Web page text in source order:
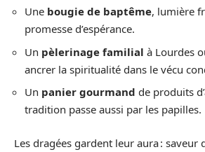
Une bougie de baptême, lumière
promesse d’espérance.
Un pèlerinage familial à Lourdes
ancrer la spiritualité dans le vécu
Un panier gourmand de produits
tradition passe aussi par les papilles.
Les dragées gardent leur aura : saveur